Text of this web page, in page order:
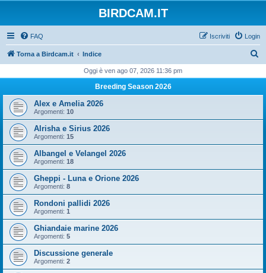
BIRDCAM.IT
FAQ Login
Iscriviti
Torna a Birdcam.it Indice
c
Oggi è ven ago 07, 2026 11:36 pm
Breeding Season 2026
Alex e Amelia 2026
Argomenti: 10
Alrisha e Sirius 2026
Argomenti: 15
Albangel e Velangel 2026
Argomenti: 18
Gheppi - Luna e Orione 2026
Argomenti: 8
Rondoni pallidi 2026
Argomenti: 1
Ghiandaie marine 2026
Argomenti: 5
Discussione generale
Argomenti: 2